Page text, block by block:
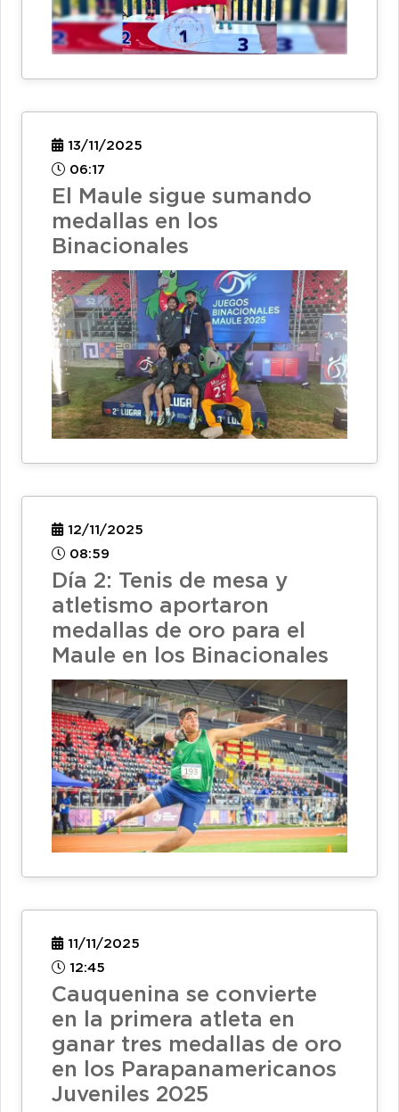
13/11/2025
06:17
El Maule sigue sumando
medallas en los
Binacionales
12/11/2025
08:59
Día 2: Tenis de mesa y
atletismo aportaron
medallas de oro para el
Maule en los Binacionales
11/11/2025
12:45
Cauquenina se convierte
en la primera atleta en
ganar tres medallas de oro
en los Parapanamericanos
Juveniles 2025